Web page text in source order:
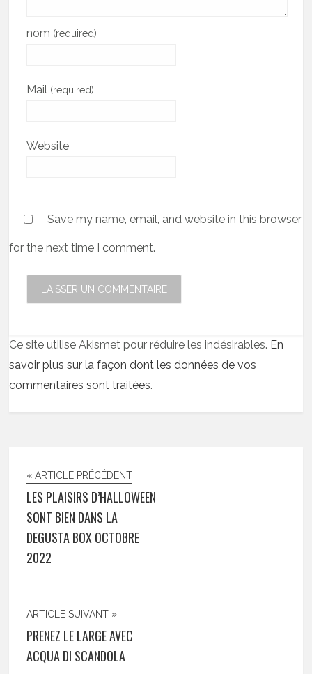
nom (required)
Mail (required)
Website
Save my name, email, and website in this browser
for the next time I comment.
Ce site utilise Akismet pour réduire les indésirables. En
savoir plus sur la façon dont les données de vos
commentaires sont traitées.
« ARTICLE PRÉCÉDENT
LES PLAISIRS D’HALLOWEEN
SONT BIEN DANS LA
DEGUSTA BOX OCTOBRE
2022
ARTICLE SUIVANT »
PRENEZ LE LARGE AVEC
ACQUA DI SCANDOLA